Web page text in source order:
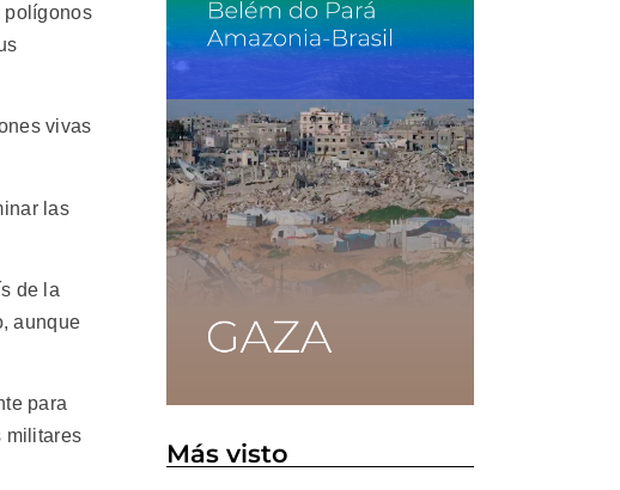
polígonos
vivas
las
de la
aunque
para
militares
Más visto